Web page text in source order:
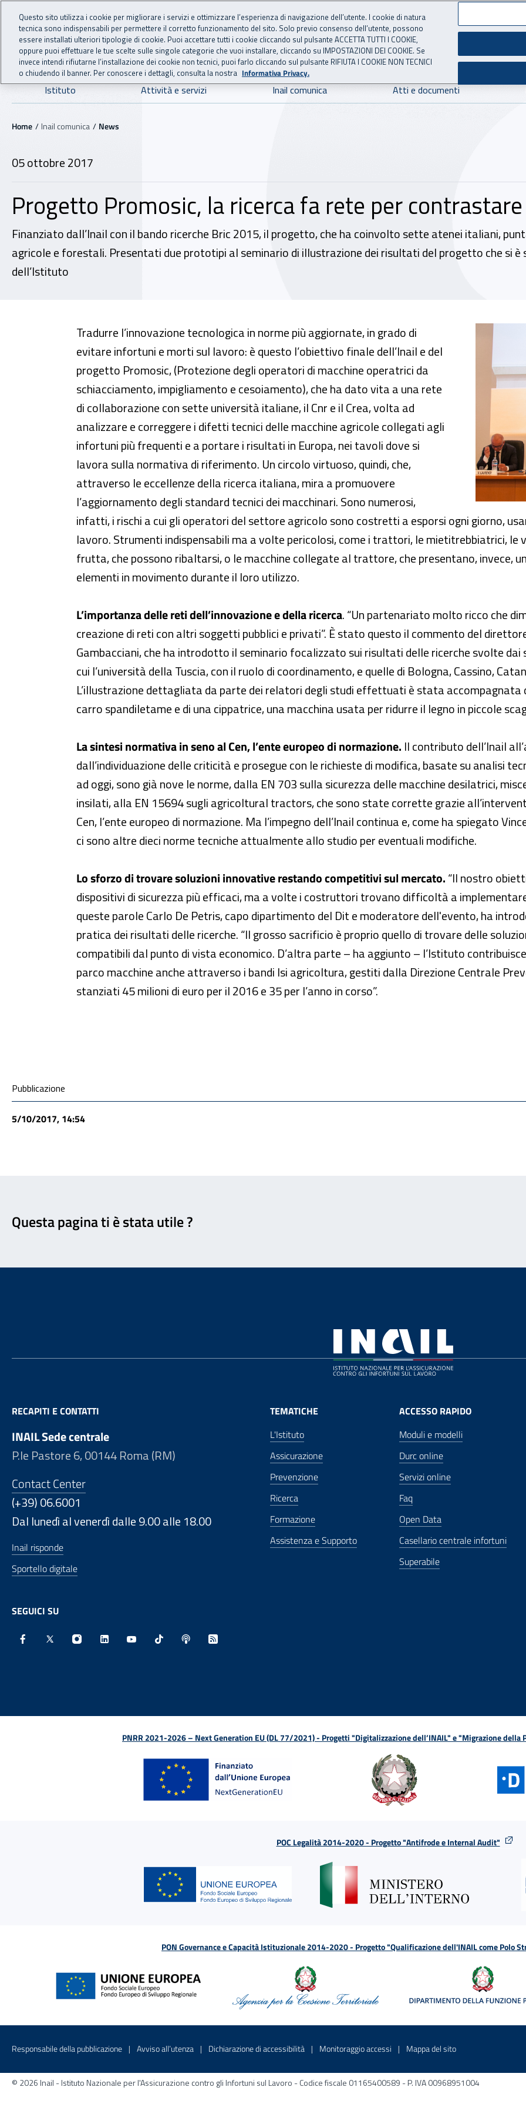
Vai al menu principale
Vai al contenuto principale
INAIL - Istituto Nazionale per l'Assicurazione
Navigazione principale
Istituto Attività e servizi Inail comunica Atti e documenti
Navigazione - Ti trovi in:
Home Inail comunica News
05 ottobre 2017
Progetto Promosic, la ricerca fa rete per
Finanziato dall’Inail con il bando ricerche Bric 2015, il progetto, che ha coinvolto sette atenei italiani,
agricole e forestali. Presentati due prototipi al seminario di illustrazione dei risultati del progetto che si
dell’Istituto
Progetto Promosic, la ricerca fa rete per contrastare gli infortuni in
Tradurre l’innovazione tecnologica in norme più aggiornate, in grado di
evitare infortuni e morti sul lavoro: è questo l’obiettivo finale dell’Inail e del
progetto Promosic, (Protezione degli operatori di macchine operatrici da
schiacciamento, impigliamento e cesoiamento), che ha dato vita a una rete
di collaborazione con sette università italiane, il Cnr e il Crea, volta ad
analizzare e correggere i difetti tecnici delle macchine agricole collegati agli
infortuni più frequenti e a portare i risultati in Europa, nei tavoli dove si
lavora sulla normativa di riferimento. Un circolo virtuoso, quindi, che,
attraverso le eccellenze della ricerca italiana, mira a promuovere
l’aggiornamento degli standard tecnici dei macchinari. Sono numerosi,
infatti, i rischi a cui gli operatori del settore agricolo sono costretti a esporsi ogni giorno,
lavoro. Strumenti indispensabili ma a volte pericolosi, come i trattori, le mietitrebbiatrici, le
frutta, che possono ribaltarsi, o le macchine collegate al trattore, che presentano, invece,
elementi in movimento durante il loro utilizzo.
L’importanza delle reti dell’innovazione e della ricerca. “Un partenariato molto ricco che
creazione di reti con altri soggetti pubblici e privati”. È stato questo il commento del
Gambacciani, che ha introdotto il seminario focalizzato sui risultati delle ricerche svolte
cui l’università della Tuscia, con il ruolo di coordinamento, e quelle di Bologna, Cassino,
L’illustrazione dettagliata da parte dei relatori degli studi effettuati è stata accompagnata
carro spandiletame e di una cippatrice, una macchina usata per ridurre il legno in piccole
La sintesi normativa in seno al Cen, l’ente europeo di normazione. Il contributo dell’Inail
dall’individuazione delle criticità e prosegue con le richieste di modifica, basate su analisi
ad oggi, sono già nove le norme, dalla EN 703 sulla sicurezza delle macchine desilatrici,
insilati, alla EN 15694 sugli agricoltural tractors, che sono state corrette grazie
Cen, l’ente europeo di normazione. Ma l’impegno dell’Inail continua e, come ha spiegato
ci sono altre dieci norme tecniche attualmente allo studio per eventuali modifiche.
Lo sforzo di trovare soluzioni innovative restando competitivi sul mercato.“Il nostro
dispositivi di sicurezza più efficaci, ma a volte i costruttori trovano difficoltà a
queste parole Carlo De Petris, capo dipartimento del Dit e moderatore dell'evento, ha
pratica dei risultati delle ricerche. “Il grosso sacrificio è proprio quello di trovare delle
compatibili dal punto di vista economico. D’altra parte – ha aggiunto – l’Istituto
parco macchine anche attraverso i bandi Isi agricoltura, gestiti dalla Direzione Centrale
stanziati 45 milioni di euro per il 2016 e 35 per l’anno in corso”.
Condivisione social
Pubblicazione
5/10/2017, 14:54
Questa pagina ti è stata utile ?
RECAPITI E CONTATTI
INAIL Sede centrale
P.le Pastore 6, 00144 Roma (RM)
Contact Center
(+39) 06.6001
Dal lunedì al venerdì dalle 9.00 alle 18.00
Inail risponde
Sportello digitale
SEGUICI SU
TEMATICHE
L'Istituto
Assicurazione
Prevenzione
Ricerca
Formazione
Assistenza e Supporto
ACCESSO RAPIDO
Moduli e modelli
Durc online
Servizi online
Faq
Open Data
Casellario centrale infortuni
Superabile
PNRR 2021-2026 – Next Generation EU (DL 77/2021) - Progetti "Digitalizzazione dell’INAIL" e "Migrazione della
POC Legalità 2014-2020 - Progetto "Antifrode e Internal Audit"
PON Governance e Capacità Istituzionale 2014-2020 - Progetto "Qualificazione dell'INAIL come Polo
Menu di servizio
Responsabile della pubblicazione Sito interno - Apre in una nuova finestra
Avviso all’utenza Sito interno - Apre in una nuova finestra
Dichiarazione di accessibilità Sito interno - Apre in una nuova finestra
Monitoraggio accessi Sito interno - Apre in una nuova
Mappa del sitoSito interno - Apre
© 2026 Inail - Istituto Nazionale per l'Assicurazione contro gli Infortuni sul Lavoro - Codice fiscale 01165400589 - P. IVA 00968951004
Questo sito utilizza i cookie per migliorare i servizi e ottimizzare l’esperienza di navigazione dell’utente. I cookie di natura
tecnica sono indispensabili per permettere il corretto funzionamento del sito. Solo previo consenso dell’utente, possono
essere installati ulteriori tipologie di cookie. Puoi accettare tutti i cookie cliccando sul pulsante ACCETTA TUTTI I COOKIE,
oppure puoi effettuare le tue scelte sulle singole categorie che vuoi installare, cliccando su IMPOSTAZIONI DEI COOKIE. Se
invece intendi rifiutarne l’installazione dei cookie non tecnici, puoi farlo cliccando sul pulsante RIFIUTA I COOKIE NON TECNICI
o chiudendo il banner. Per conoscere i dettagli, consulta la nostra Informativa Privacy.